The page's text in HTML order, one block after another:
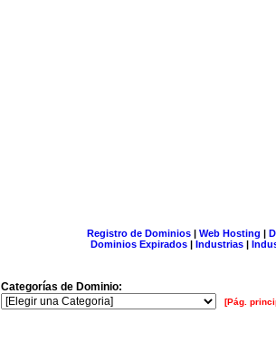
Registro de Dominios| Web Hosting |
Dominios Expirados | Industrias |
Categorías de Dominio:
[Pág.